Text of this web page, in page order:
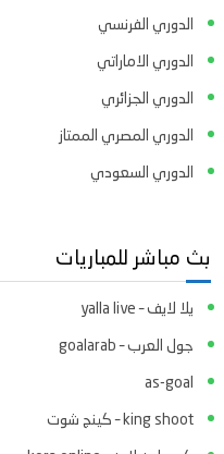
الدوري الفرنسي
الدوري الاماراتي
الدوري الجزائري
الدوري المصري الممتاز
الدوري السعودي
بث مباشر للمباريات
يلا لايف – yalla live
جول العرب – goalarab
as-goal
king shoot – كينج شوت